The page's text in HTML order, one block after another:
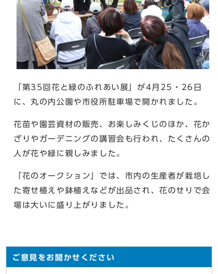
「第35回花と緑のふれあい展」が4月25・26日
に、丸の内公園や市役所駐車場で開かれました。
花苗や園芸資材の販売、お楽しみくじのほか、花か
ざりやガーデニングの講習会も行われ、たくさんの
人が花や緑に親しみました。
「花のオークション」では、市内の生産者が栽培し
た寄せ植えや鉢植えなどが出品され、花のせりで会
場は大いに盛り上がりました。
ご意見をお聞かせください